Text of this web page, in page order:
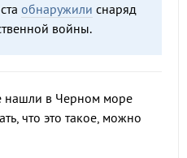
обнаружили снаряд
войны.
нашли в Черном море
что это такое, можно